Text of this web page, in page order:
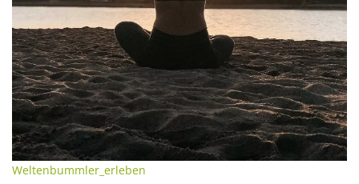
Weltenbummler_erleben